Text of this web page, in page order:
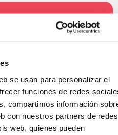
se usan para personalizar el
funciones de redes
compartimos información
con nuestros partners de redes
web, quienes pueden